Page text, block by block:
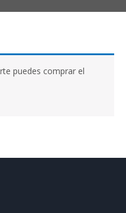
puedes comprar el